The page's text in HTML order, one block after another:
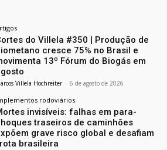
do Villela #350 | Produção de
cresce 75% no Brasil e
13º Fórum do Biogás em
Villela Hochreiter - 6 de agosto de 2026
rodoviários
invisíveis: falhas em para-
traseiros de caminhões
grave risco global e desafiam
brasileira